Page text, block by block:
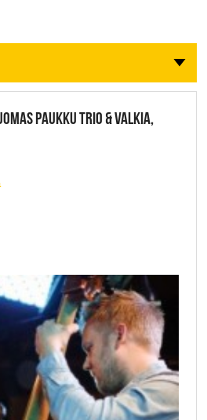
PAUKKU TRIO & VALKIA,